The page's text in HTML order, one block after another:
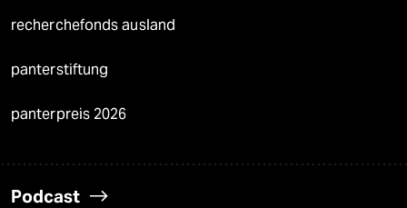
recherchefonds ausland
panterstiftung
panterpreis 2026
Podcast